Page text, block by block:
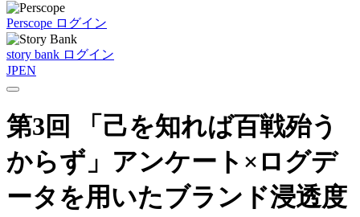
Perscope ログイン
story bank ログイン
JPEN
第3回 「己を知れば百戦殆う
からず」アンケート×ログデ
ータを用いたブランド浸透度